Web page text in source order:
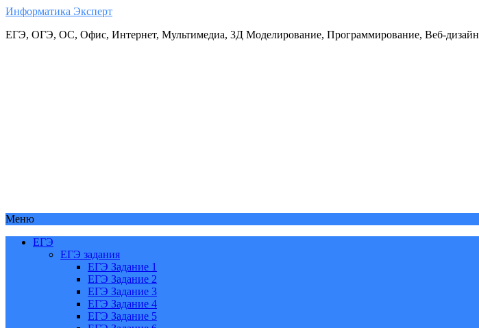
Информатика Эксперт
ЕГЭ, ОГЭ, ОС, Офис, Интернет, Мультимедиа, 3Д Моделирование, Программирование, Веб-дизайн
Меню
ЕГЭ
ЕГЭ задания
ЕГЭ Задание 1
ЕГЭ Задание 2
ЕГЭ Задание 3
ЕГЭ Задание 4
ЕГЭ Задание 5